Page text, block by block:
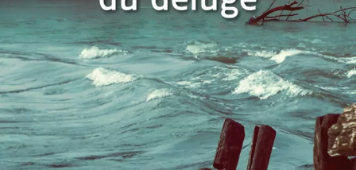
Les Naufragés du déluge
Christian Laborie
28€